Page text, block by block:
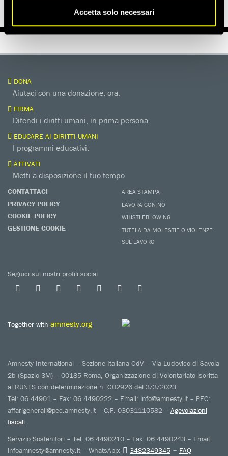
Accetta solo necessari
DONA
Aiutaci con una donazione, ora.
FIRMA
Difendi i diritti umani, in prima persona.
EDUCARE AI DIRITTI UMANI
I programmi educativi.
ATTIVATI
Metti a disposizione il tuo tempo.
CONTATTACI
PRIVACY POLICY
COOKIE POLICY
GESTIONE COOKIE
AREA STAMPA
LAVORA CON NOI
WHISTLEBLOWING
TUTELA DA MOLESTIE O VIOLENZE
SUL LAVORO
Seguici sui nostri profili social
Together with amnesty.org
Amnesty International – Sezione Italiana OdV – Via Ludovico di Savoia
2b (Spazio 3M) – 00185 Roma, Organizzazione di Volontariato iscritta
al RUNTS con determinazione n. G02926 del 3/3/2023
Tel: 06 44901 – Fax: 06 4490222 – Email: info@amnesty.it – PEC:
affarigenerali@pec.amnesty.it – C.F. 03031110582 – Agevolazioni
fiscali
Servizio Sostenitori – Tel: 06 4490210 – Fax: 06 4490243 – Email:
infoamnesty@amnesty.it – WhatsApp:
3482349345 – FAQ